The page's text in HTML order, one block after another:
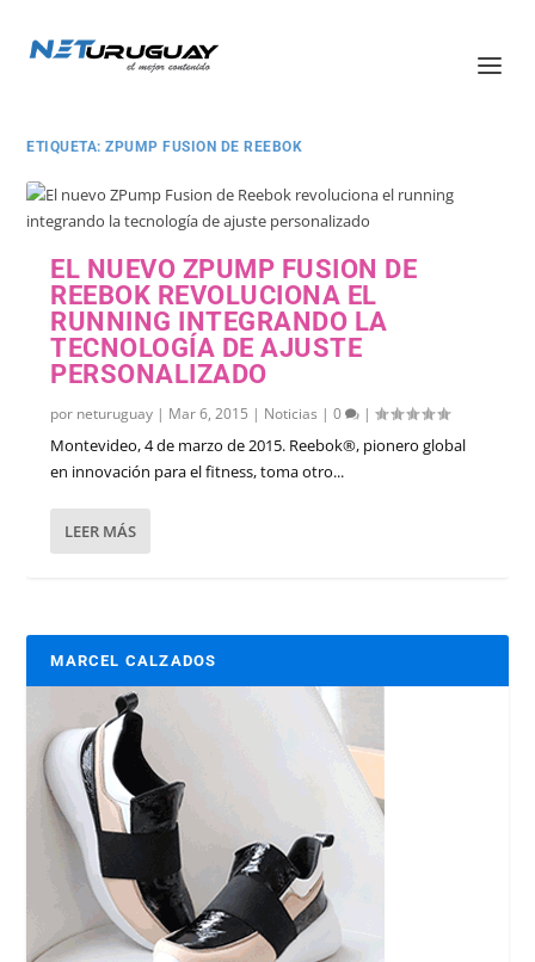
ETIQUETA:ZPUMP FUSION DE REEBOK
EL NUEVO ZPUMP FUSION DE
REEBOK REVOLUCIONA EL
RUNNING INTEGRANDO LA
TECNOLOGÍA DE AJUSTE
PERSONALIZADO
por neturuguay | Mar 6, 2015 | Noticias |0 |
Montevideo, 4 de marzo de 2015. Reebok®, pionero global
en innovación para el fitness, toma otro...
LEER MÁS
MARCEL CALZADOS